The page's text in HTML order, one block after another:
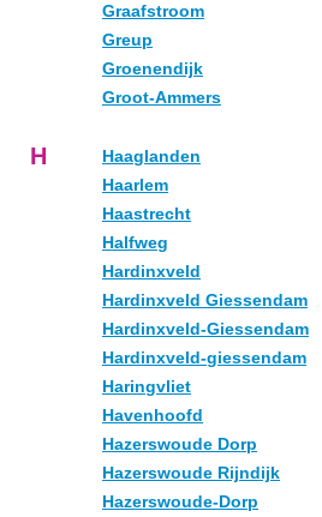
Graafstroom
Greup
Groenendijk
Groot-Ammers
H
Haaglanden
Haarlem
Haastrecht
Halfweg
Hardinxveld
Hardinxveld Giessendam
Hardinxveld-Giessendam
Hardinxveld-giessendam
Haringvliet
Havenhoofd
Hazerswoude Dorp
Hazerswoude Rijndijk
Hazerswoude-Dorp